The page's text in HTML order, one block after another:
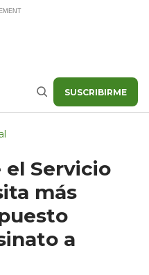
Buscar SUSCRIBIRME
el Servicio
más
a